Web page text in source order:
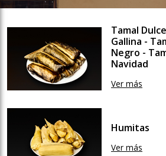
Tamal
Gallina -
Negro -
Navidad
Ver más
Humitas
Ver más